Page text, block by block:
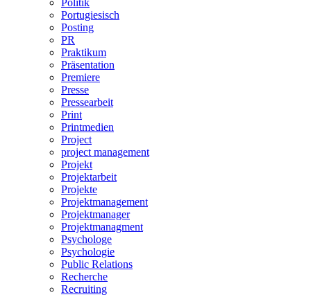
Portugiesisch
Posting
PR
Praktikum
Präsentation
Premiere
Presse
Pressearbeit
Print
Printmedien
Project
project management
Projekt
Projektarbeit
Projekte
Projektmanagement
Projektmanager
Projektmanagment
Psychologe
Psychologie
Public Relations
Recherche
Recruiting